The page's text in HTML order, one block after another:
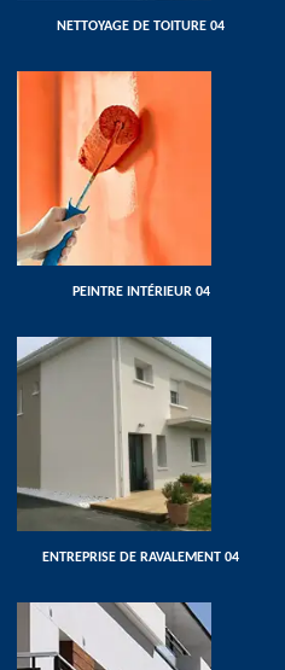
NETTOYAGE DE TOITURE 04
PEINTRE INTÉRIEUR 04
ENTREPRISE DE RAVALEMENT 04